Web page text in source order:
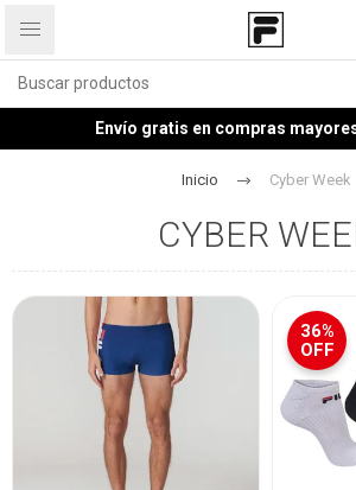
Envío gratis en compras
Inicio Cyber Week
CYBER
36%
OFF